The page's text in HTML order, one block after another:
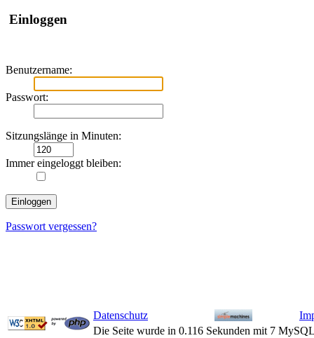
Einloggen
Benutzername:
Passwort:
Sitzungslänge in Minuten:
Immer eingeloggt bleiben:
Passwort vergessen?
Datenschutz
Die Seite wurde in 0.116 Sekunden mit 7